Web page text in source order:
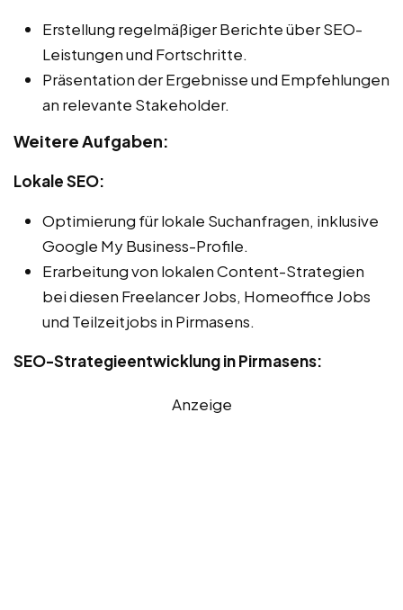
Erstellung regelmäßiger Berichte über SEO-
Leistungen und Fortschritte.
Präsentation der Ergebnisse und Empfehlungen
an relevante Stakeholder.
Weitere Aufgaben:
Lokale SEO:
Optimierung für lokale Suchanfragen, inklusive
Google My Business-Profile.
Erarbeitung von lokalen Content-Strategien
bei diesen Freelancer Jobs, Homeoffice Jobs
und Teilzeitjobs in Pirmasens.
SEO-Strategieentwicklung in Pirmasens:
Anzeige